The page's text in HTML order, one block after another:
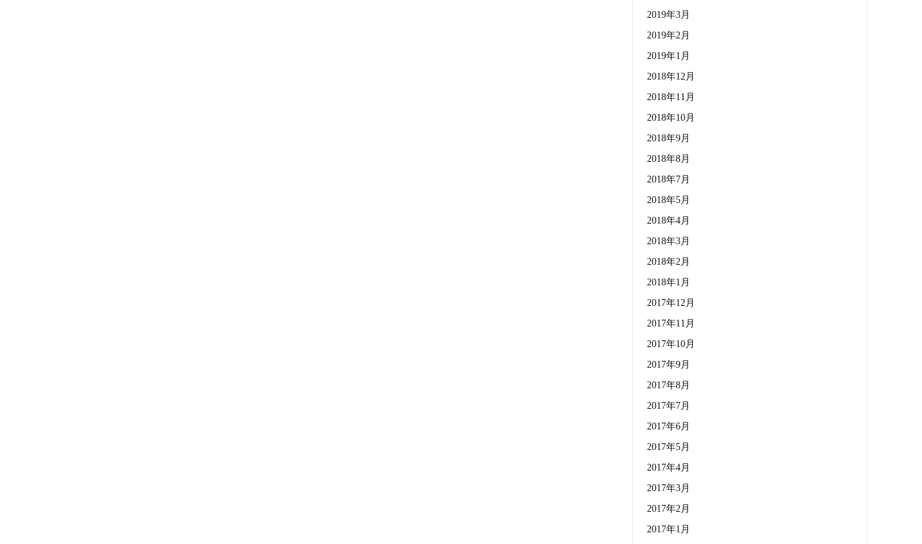
2019年3月
2019年2月
2019年1月
2018年12月
2018年11月
2018年10月
2018年9月
2018年8月
2018年7月
2018年5月
2018年4月
2018年3月
2018年2月
2018年1月
2017年12月
2017年11月
2017年10月
2017年9月
2017年8月
2017年7月
2017年6月
2017年5月
2017年4月
2017年3月
2017年2月
2017年1月